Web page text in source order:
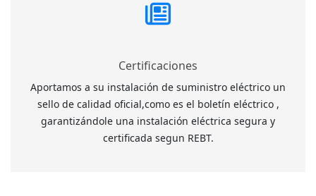
Certificaciones
Aportamos a su instalación de suministro eléctrico un
sello de calidad oficial,como es el boletín eléctrico ,
garantizándole una instalación eléctrica segura y
certificada segun REBT.